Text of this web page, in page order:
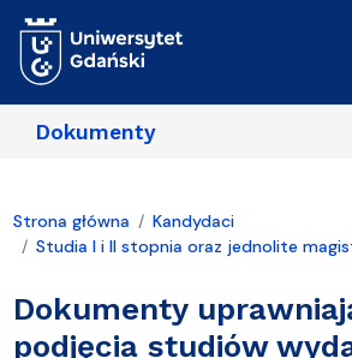
Dokumenty
Strona główna
Kandydaci
Studia I i II stopnia oraz jednolite
Dokumenty
podjęcia studiów